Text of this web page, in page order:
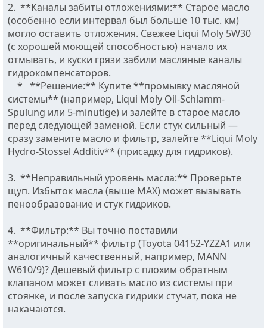
2. **Каналы забиты отложениями:** Старое масло
(особенно если интервал был больше 10 тыс. км)
могло оставить отложения. Свежее Liqui Moly 5W30
(с хорошей моющей способностью) начало их
отмывать, и куски грязи забили масляные каналы
гидрокомпенсаторов.
* **Решение:** Купите **промывку масляной
системы** (например, Liqui Moly Oil-Schlamm-
Spulung или 5-minutige) и залейте в старое масло
перед следующей заменой. Если стук сильный —
сразу замените масло и фильтр, залейте **Liqui Moly
Hydro-Stossel Additiv** (присадку для гидриков).
3. **Неправильный уровень масла:** Проверьте
щуп. Избыток масла (выше MAX) может вызывать
пенообразование и стук гидриков.
4. **Фильтр:** Вы точно поставили
**оригинальный** фильтр (Toyota 04152-YZZA1 или
аналогичный качественный, например, MANN
W610/9)? Дешевый фильтр с плохим обратным
клапаном может сливать масло из системы при
стоянке, и после запуска гидрики стучат, пока не
накачаются.